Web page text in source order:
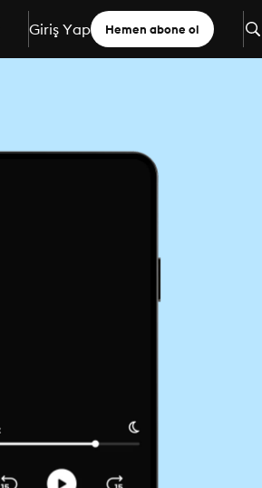
Giriş Yap Hemen abone ol